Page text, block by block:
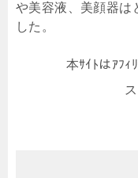
や美容液、美顔器は
した。
本ｻｲﾄはｱﾌｨ